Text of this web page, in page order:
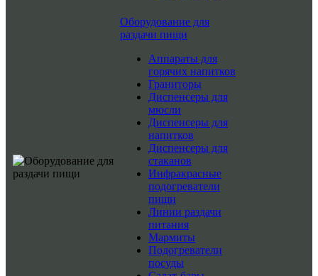
Оборудование для
раздачи пищи
Аппараты для
горячих напитков
Граниторы
Диспенсеры для
мюсли
Диспенсеры для
напитков
Диспенсеры для
стаканов
Инфракрасные
подогреватели
пищи
Линии раздачи
питания
Мармиты
Подогреватели
посуды